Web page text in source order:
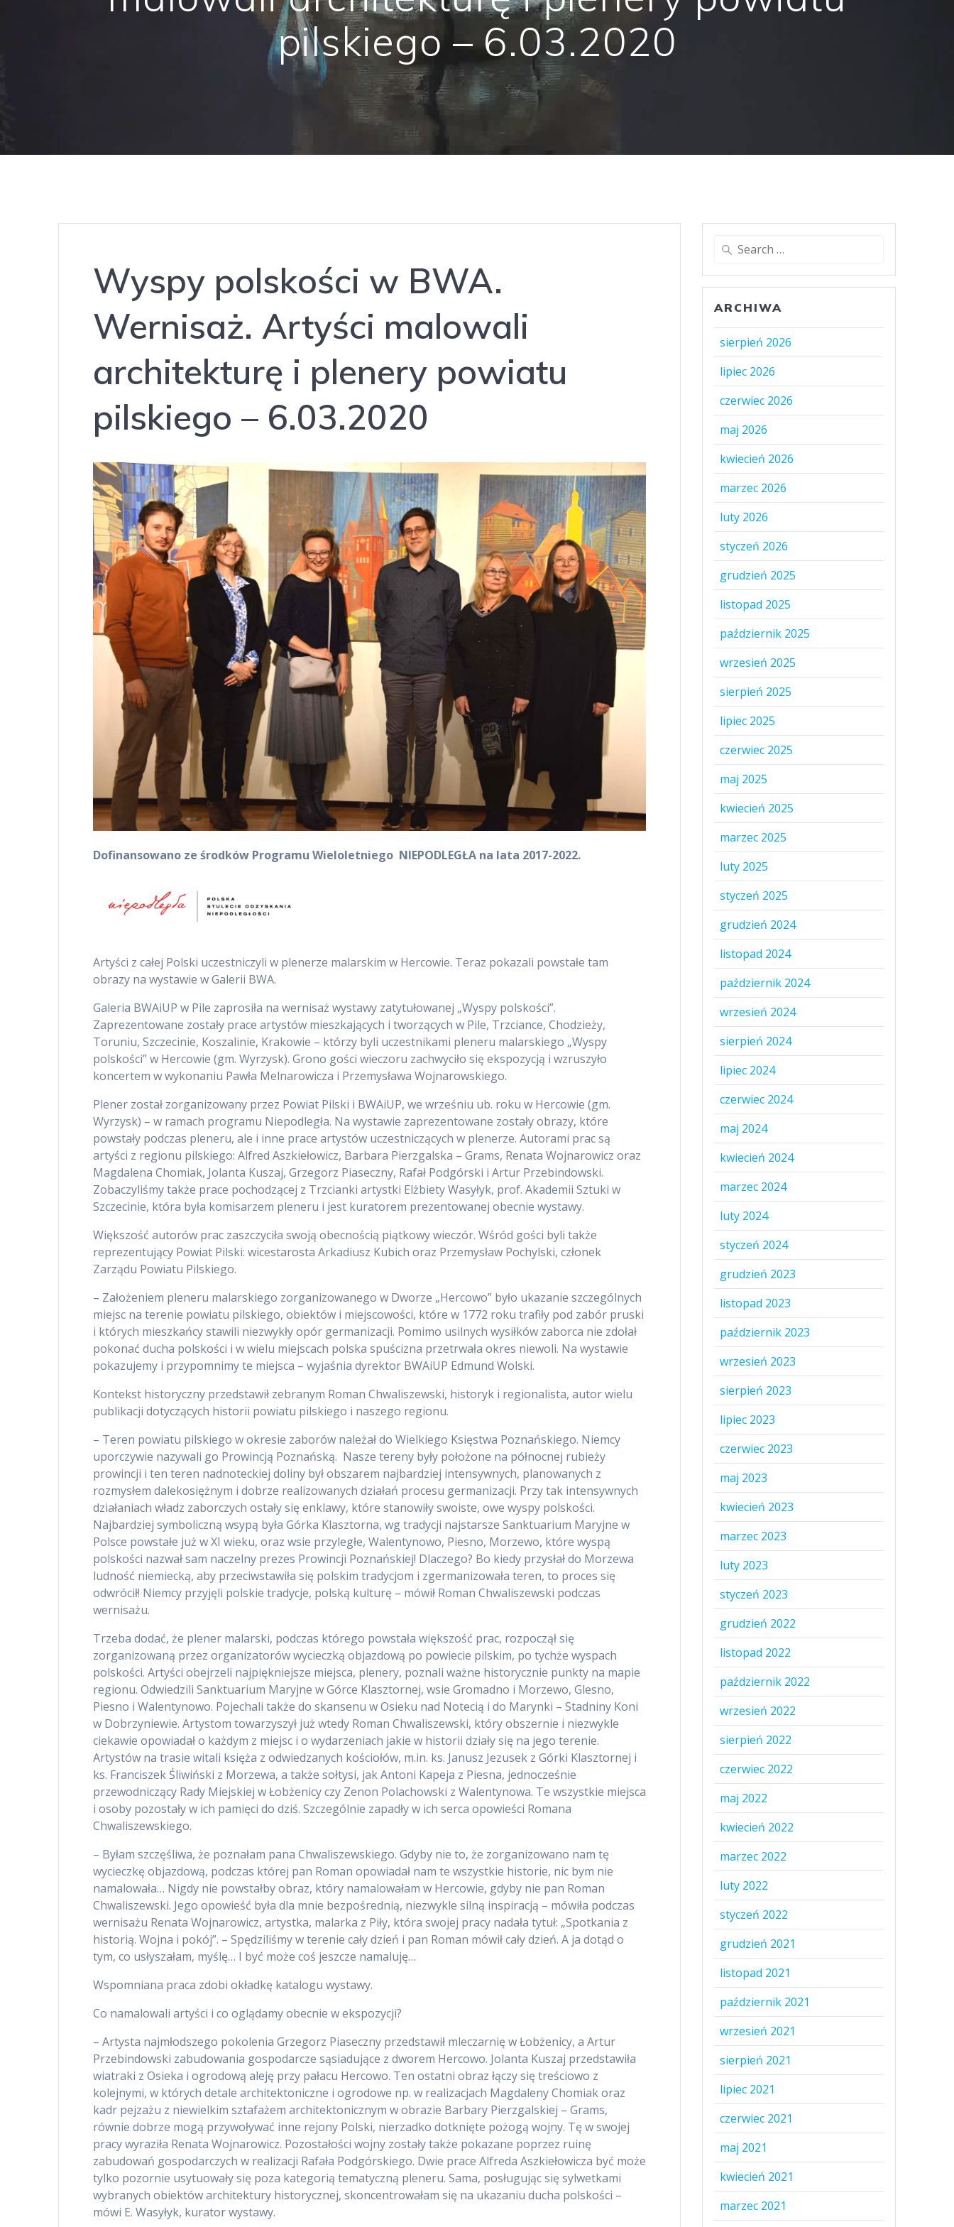
pilskiego – 6.03.2020
Wyspy polskości w BWA.
Wernisaż. Artyści malowali
architekturę i plenery powiatu
pilskiego – 6.03.2020
Dofinansowano ze środków Programu Wieloletniego NIEPODLEGŁA na lata 2017-2022.
Artyści z całej Polski uczestniczyli w plenerze malarskim w Hercowie. Teraz pokazali powstałe tam
obrazy na wystawie w Galerii BWA.
Galeria BWAiUP w Pile zaprosiła na wernisaż wystawy zatytułowanej „Wyspy polskości”.
Zaprezentowane zostały prace artystów mieszkających i tworzących w Pile, Trzciance, Chodzieży,
Toruniu, Szczecinie, Koszalinie, Krakowie – którzy byli uczestnikami pleneru malarskiego „Wyspy
polskości” w Hercowie (gm. Wyrzysk). Grono gości wieczoru zachwyciło się ekspozycją i wzruszyło
koncertem w wykonaniu Pawła Melnarowicza i Przemysława Wojnarowskiego.
Plener został zorganizowany przez Powiat Pilski i BWAiUP, we wrześniu ub. roku w Hercowie (gm.
Wyrzysk) – w ramach programu Niepodległa. Na wystawie zaprezentowane zostały obrazy, które
powstały podczas pleneru, ale i inne prace artystów uczestniczących w plenerze. Autorami prac są
artyści z regionu pilskiego: Alfred Aszkiełowicz, Barbara Pierzgalska – Grams, Renata Wojnarowicz oraz
Magdalena Chomiak, Jolanta Kuszaj, Grzegorz Piaseczny, Rafał Podgórski i Artur Przebindowski.
Zobaczyliśmy także prace pochodzącej z Trzcianki artystki Elżbiety Wasyłyk, prof. Akademii Sztuki w
Szczecinie, która była komisarzem pleneru i jest kuratorem prezentowanej obecnie wystawy.
Większość autorów prac zaszczyciła swoją obecnością piątkowy wieczór. Wśród gości byli także
reprezentujący Powiat Pilski: wicestarosta Arkadiusz Kubich oraz Przemysław Pochylski, członek
Zarządu Powiatu Pilskiego.
– Założeniem pleneru malarskiego zorganizowanego w Dworze „Hercowo” było ukazanie szczególnych
miejsc na terenie powiatu pilskiego, obiektów i miejscowości, które w 1772 roku trafiły pod zabór pruski
i których mieszkańcy stawili niezwykły opór germanizacji. Pomimo usilnych wysiłków zaborca nie zdołał
pokonać ducha polskości i w wielu miejscach polska spuścizna przetrwała okres niewoli. Na wystawie
pokazujemy i przypomnimy te miejsca – wyjaśnia dyrektor BWAiUP Edmund Wolski.
Kontekst historyczny przedstawił zebranym Roman Chwaliszewski, historyk i regionalista, autor wielu
publikacji dotyczących historii powiatu pilskiego i naszego regionu.
– Teren powiatu pilskiego w okresie zaborów należał do Wielkiego Księstwa Poznańskiego. Niemcy
uporczywie nazywali go Prowincją Poznańską. Nasze tereny były położone na północnej rubieży
prowincji i ten teren nadnoteckiej doliny był obszarem najbardziej intensywnych, planowanych z
rozmysłem dalekosiężnym i dobrze realizowanych działań procesu germanizacji. Przy tak intensywnych
działaniach władz zaborczych ostały się enklawy, które stanowiły swoiste, owe wyspy polskości.
Najbardziej symboliczną wsypą była Górka Klasztorna, wg tradycji najstarsze Sanktuarium Maryjne w
Polsce powstałe już w XI wieku, oraz wsie przyległe, Walentynowo, Piesno, Morzewo, które wyspą
polskości nazwał sam naczelny prezes Prowincji Poznańskiej! Dlaczego? Bo kiedy przysłał do Morzewa
ludność niemiecką, aby przeciwstawiła się polskim tradycjom i zgermanizowała teren, to proces się
odwrócił! Niemcy przyjęli polskie tradycje, polską kulturę – mówił Roman Chwaliszewski podczas
wernisażu.
Trzeba dodać, że plener malarski, podczas którego powstała większość prac, rozpoczął się
zorganizowaną przez organizatorów wycieczką objazdową po powiecie pilskim, po tychże wyspach
polskości. Artyści obejrzeli najpiękniejsze miejsca, plenery, poznali ważne historycznie punkty na mapie
regionu. Odwiedzili Sanktuarium Maryjne w Górce Klasztornej, wsie Gromadno i Morzewo, Glesno,
Piesno i Walentynowo. Pojechali także do skansenu w Osieku nad Notecią i do Marynki – Stadniny Koni
w Dobrzyniewie. Artystom towarzyszył już wtedy Roman Chwaliszewski, który obszernie i niezwykle
ciekawie opowiadał o każdym z miejsc i o wydarzeniach jakie w historii działy się na jego terenie.
Artystów na trasie witali księża z odwiedzanych kościołów, m.in. ks. Janusz Jezusek z Górki Klasztornej i
ks. Franciszek Śliwiński z Morzewa, a także sołtysi, jak Antoni Kapeja z Piesna, jednocześnie
przewodniczący Rady Miejskiej w Łobżenicy czy Zenon Polachowski z Walentynowa. Te wszystkie miejsca
i osoby pozostały w ich pamięci do dziś. Szczególnie zapadły w ich serca opowieści Romana
Chwaliszewskiego.
– Byłam szczęśliwa, że poznałam pana Chwaliszewskiego. Gdyby nie to, że zorganizowano nam tę
wycieczkę objazdową, podczas której pan Roman opowiadał nam te wszystkie historie, nic bym nie
namalowała… Nigdy nie powstałby obraz, który namalowałam w Hercowie, gdyby nie pan Roman
Chwaliszewski. Jego opowieść była dla mnie bezpośrednią, niezwykle silną inspiracją – mówiła podczas
wernisażu Renata Wojnarowicz, artystka, malarka z Piły, która swojej pracy nadała tytuł: „Spotkania z
historią. Wojna i pokój”. – Spędziliśmy w terenie cały dzień i pan Roman mówił cały dzień. A ja dotąd o
tym, co usłyszałam, myślę… I być może coś jeszcze namaluję…
Wspomniana praca zdobi okładkę katalogu wystawy.
Co namalowali artyści i co oglądamy obecnie w ekspozycji?
– Artysta najmłodszego pokolenia Grzegorz Piaseczny przedstawił mleczarnię w Łobżenicy, a Artur
Przebindowski zabudowania gospodarcze sąsiadujące z dworem Hercowo. Jolanta Kuszaj przedstawiła
wiatraki z Osieka i ogrodową aleję przy pałacu Hercowo. Ten ostatni obraz łączy się treściowo z
kolejnymi, w których detale architektoniczne i ogrodowe np. w realizacjach Magdaleny Chomiak oraz
kadr pejzażu z niewielkim sztafażem architektonicznym w obrazie Barbary Pierzgalskiej – Grams,
równie dobrze mogą przywoływać inne rejony Polski, nierzadko dotknięte pożogą wojny. Tę w swojej
pracy wyraziła Renata Wojnarowicz. Pozostałości wojny zostały także pokazane poprzez ruinę
zabudowań gospodarczych w realizacji Rafała Podgórskiego. Dwie prace Alfreda Aszkiełowicza być może
tylko pozornie usytuowały się poza kategorią tematyczną pleneru. Sama, posługując się sylwetkami
wybranych obiektów architektury historycznej, skoncentrowałam się na ukazaniu ducha polskości –
mówi E. Wasyłyk, kurator wystawy.
Search
ARCHIWA
sierpień 2026
lipiec 2026
czerwiec 2026
maj 2026
kwiecień 2026
marzec 2026
luty 2026
styczeń 2026
grudzień 2025
listopad 2025
październik 2025
wrzesień 2025
sierpień 2025
lipiec 2025
czerwiec 2025
maj 2025
kwiecień 2025
marzec 2025
luty 2025
styczeń 2025
grudzień 2024
listopad 2024
październik 2024
wrzesień 2024
sierpień 2024
lipiec 2024
czerwiec 2024
maj 2024
kwiecień 2024
marzec 2024
luty 2024
styczeń 2024
grudzień 2023
listopad 2023
październik 2023
wrzesień 2023
sierpień 2023
lipiec 2023
czerwiec 2023
maj 2023
kwiecień 2023
marzec 2023
luty 2023
styczeń 2023
grudzień 2022
listopad 2022
październik 2022
wrzesień 2022
sierpień 2022
czerwiec 2022
maj 2022
kwiecień 2022
marzec 2022
luty 2022
styczeń 2022
grudzień 2021
listopad 2021
październik 2021
wrzesień 2021
sierpień 2021
lipiec 2021
czerwiec 2021
maj 2021
kwiecień 2021
marzec 2021